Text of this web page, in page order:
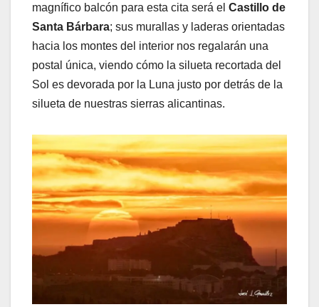
magnífico balcón para esta cita será el Castillo de
Santa Bárbara; sus murallas y laderas orientadas
hacia los montes del interior nos regalarán una
postal única, viendo cómo la silueta recortada del
Sol es devorada por la Luna justo por detrás de la
silueta de nuestras sierras alicantinas.